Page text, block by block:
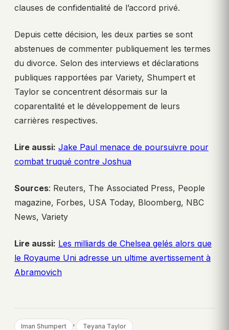
clauses de confidentialité de l’accord privé.
Depuis cette décision, les deux parties se sont
abstenues de commenter publiquement les termes
du divorce. Selon des interviews et déclarations
publiques rapportées par Variety, Shumpert et
Taylor se concentrent désormais sur la
coparentalité et le développement de leurs
carrières respectives.
Lire aussi: Jake Paul menace de poursuivre pour
combat truqué contre Joshua
Sources: Reuters, The Associated Press, People
magazine, Forbes, USA Today, Bloomberg, NBC
News, Variety
Lire aussi: Les milliards de Chelsea gelés alors que
le Royaume Uni adresse un ultime avertissement à
Abramovich
Iman Shumpert , Teyana Taylor